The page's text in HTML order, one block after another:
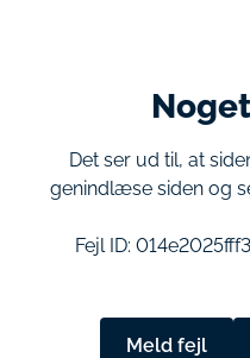
Det ser ud til, at
genindlæse siden og
Fejl ID:
Meld fejl